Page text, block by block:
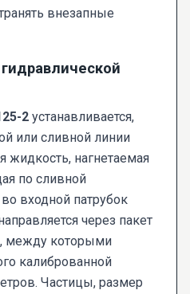
внезапные
2 устанавливается,
или сливной линии
жидкость, нагнетаемая
по сливной
во входной патрубок
через пакет
между которыми
калиброванной
Частицы, размер